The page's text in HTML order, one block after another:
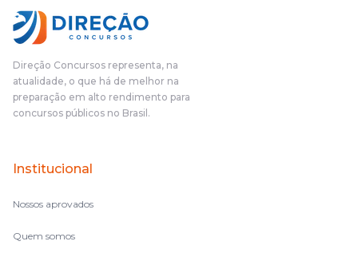
Direção Concursos representa, na
atualidade, o que há de melhor na
preparação em alto rendimento para
concursos públicos no Brasil.
Institucional
Nossos aprovados
Quem somos